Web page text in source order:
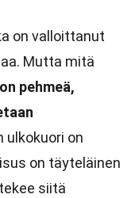
on valloittanut
Mutta mitä
pehmeä,
ulkokuori on
on täyteläinen
siitä